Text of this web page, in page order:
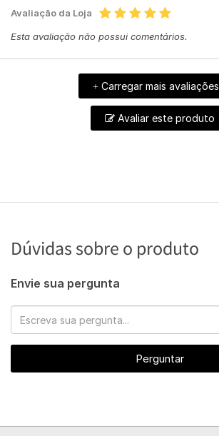
Avaliação da Loja
Esta avaliação não possui comentários.
+Carregar mais avaliações
Avaliar este produto
Dúvidas sobre o produto
Envie sua pergunta
Perguntar